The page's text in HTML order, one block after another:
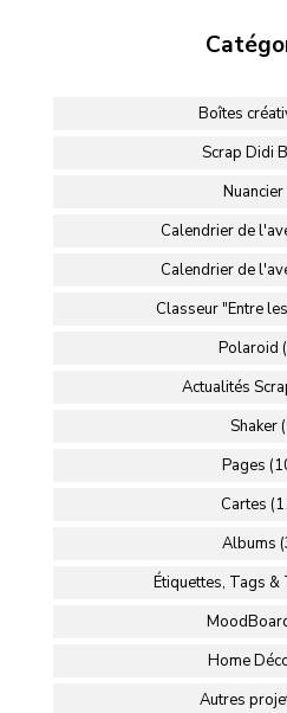
Boîtes
Scrap Didi
Nuancier
Calendrier de
Calendrier de
Classeur "Entre
Polaroid
Actualités
Shaker
Pages
Cartes
Albums
Étiquettes, Tags &
Home
Autres